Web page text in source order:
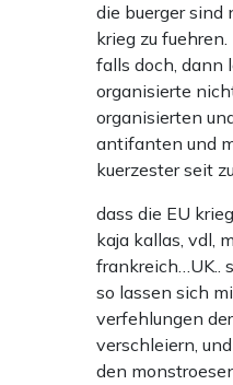
die buerger sind
krieg zu fuehren.
falls doch, dann
organisierte
organisierten
antifanten und
kuerzester seit
dass die EU
kaja kallas, vdl,
frankreich…UK..
so lassen sich
verfehlungen
verschleiern,
den